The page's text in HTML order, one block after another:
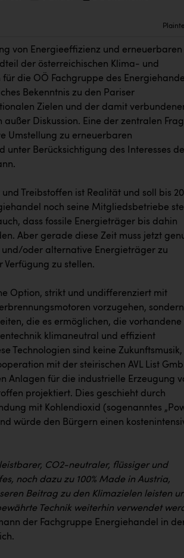
von Energieeffizienz und erneuerbaren
der österreichischen Klima- und
die OÖ Fachgruppe des
Bekenntnis zu den Pariser
Zielen und der damit
Diskussion. Eine der zentralen
Umstellung zu erneuerbaren
unter Berücksichtigung des Interesses
Treibstoffen ist Realität und soll bis
noch seine Mitgliedsbetriebe
dass fossile Energieträger bis dahin
Aber gerade diese Zeit muss jetzt
oder alternative Energieträger zu
zu stellen.
Option, strikt und undifferenziert mit
vorzugehen,
die es ermöglichen, die vorhandene
klimaneutral und effizient
Technologien sind keine Zukunftsmusik,
mit der steirischen AVL List
Anlagen für die industrielle Erzeugung
projektiert. Dies geschieht durch
mit Kohlendioxid (sogenanntes
würde den Bürgern einen
CO2-neutraler, flüssiger und
noch dazu zu 100% Made in Austria,
Beitrag zu den Klimazielen leisten
Technik weiterhin verwendet
der Fachgruppe Energiehandel in